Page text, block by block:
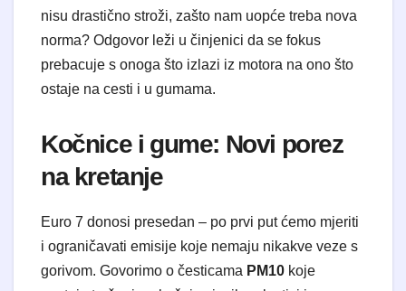
nisu drastično stroži, zašto nam uopće treba nova
norma? Odgovor leži u činjenici da se fokus
prebacuje s onoga što izlazi iz motora na ono što
ostaje na cesti i u gumama.
​Kočnice i gume: Novi porez
na kretanje
​Euro 7 donosi presedan – po prvi put ćemo mjeriti
i ograničavati emisije koje nemaju nikakve veze s
gorivom. Govorimo o česticama PM10 koje